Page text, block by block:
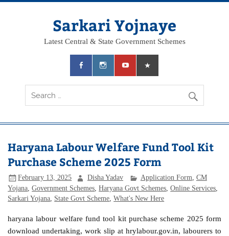
Skip
Sarkari Yojnaye
Latest Central & State Government Schemes
Haryana Labour Welfare Fund Tool Kit
Purchase Scheme 2025 Form
February 13, 2025 Disha Yadav Application Form CM
Yojana ,Government Schemes ,Haryana Govt Schemes ,Online Services
Sarkari Yojana State Govt Scheme ,What's New Here
haryana labour welfare fund tool kit purchase scheme 2025 form
download undertaking, work slip at hrylabour.gov.in, labourers to